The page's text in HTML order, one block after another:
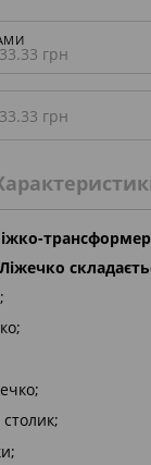
грн
грн
Ліжечко